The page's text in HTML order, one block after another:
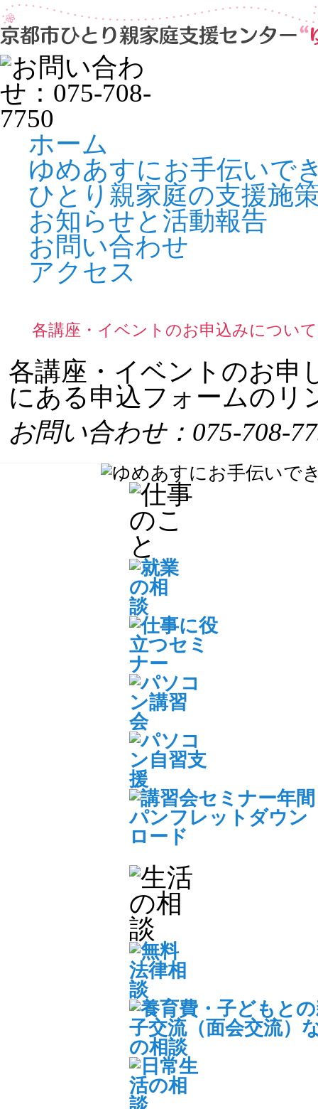
ホーム
ゆめあすにお手伝いで
ひとり親家庭の支援施
お知らせと活動報告
お問い合わせ
アクセス
各講座・イベントのお申込みについて
各講座・イベントのお申
にある申込フォームのリ
お問い合わせ：075-708-